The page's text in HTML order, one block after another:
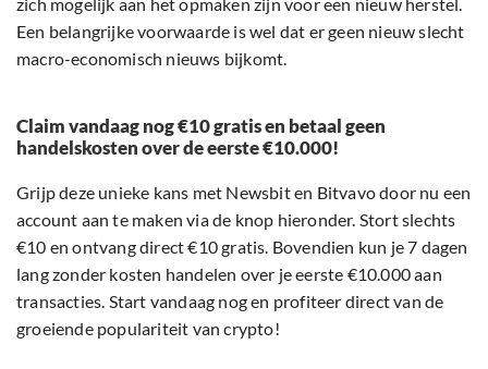
Een belangrijke voorwaarde is wel dat er geen nieuw slecht
macro-economisch nieuws bijkomt.
Claim vandaag nog €10 gratis en betaal geen
handelskosten over de eerste €10.000!
Grijp deze unieke kans met Newsbit en Bitvavo door nu een
account aan te maken via de knop hieronder. Stort slechts
€10 en ontvang direct €10 gratis. Bovendien kun je 7 dagen
lang zonder kosten handelen over je eerste €10.000 aan
transacties. Start vandaag nog en profiteer direct van de
groeiende populariteit van crypto!